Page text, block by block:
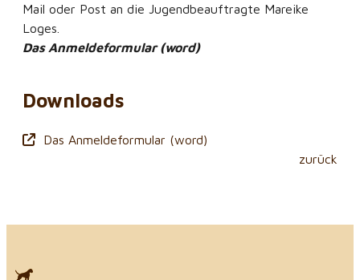
zurück
Mail oder Post an die Jugendbeauftragte Mareike
Loges.
Das Anmeldeformular (word)
Downloads
Das Anmeldeformular (word)